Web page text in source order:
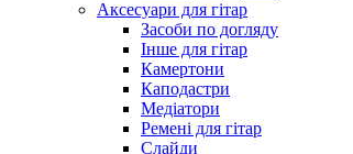
Аксесуари для гітар
Засоби по догляду
Інше для гітар
Камертони
Каподастри
Медіатори
Ремені для гітар
Слайди